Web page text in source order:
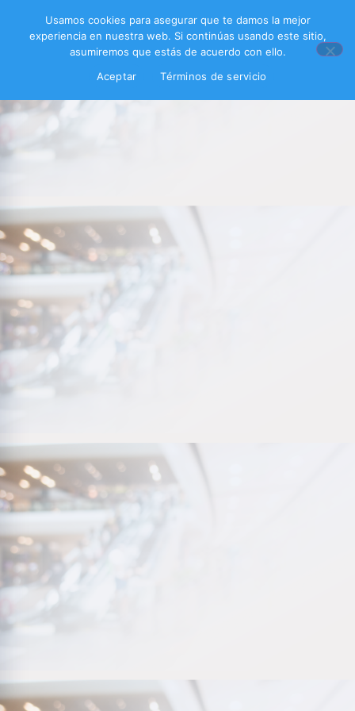
Usamos cookies para asegurar que te damos la mejor
experiencia en nuestra web. Si continúas usando este sitio,
asumiremos que estás de acuerdo con ello.
Aceptar
Términos de servicio